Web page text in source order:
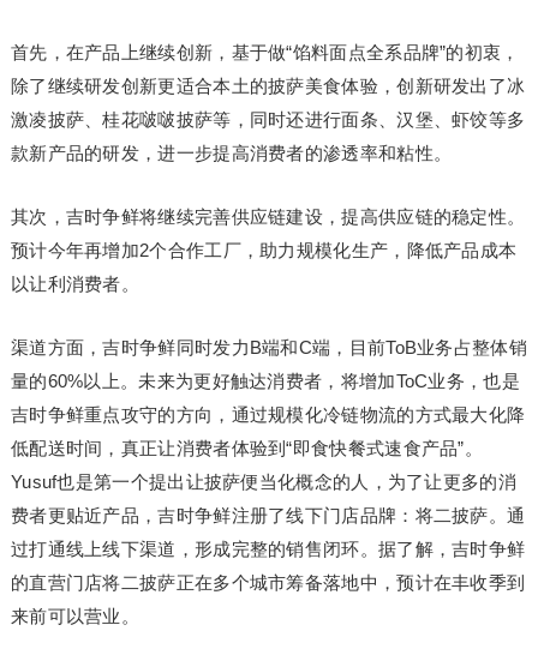
首先，在产品上继续创新，基于做“馅料面点全系品牌”的初衷，
除了继续研发创新更适合本土的披萨美食体验，创新研发出了冰
激凌披萨、桂花啵啵披萨等，同时还进行面条、汉堡、虾饺等多
款新产品的研发，进一步提高消费者的渗透率和粘性。
其次，吉时争鲜将继续完善供应链建设，提高供应链的稳定性。
预计今年再增加2个合作工厂，助力规模化生产，降低产品成本
以让利消费者。
渠道方面，吉时争鲜同时发力B端和C端，目前ToB业务占整体销
量的60%以上。未来为更好触达消费者，将增加ToC业务，也是
吉时争鲜重点攻守的方向，通过规模化冷链物流的方式最大化降
低配送时间，真正让消费者体验到“即食快餐式速食产品”。
Yusuf也是第一个提出让披萨便当化概念的人，为了让更多的消
费者更贴近产品，吉时争鲜注册了线下门店品牌：将二披萨。通
过打通线上线下渠道，形成完整的销售闭环。据了解，吉时争鲜
的直营门店将二披萨正在多个城市筹备落地中，预计在丰收季到
来前可以营业。